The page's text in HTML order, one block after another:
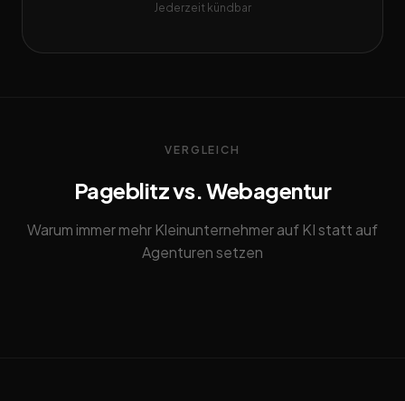
Jederzeit kündbar
VERGLEICH
Pageblitz vs. Webagentur
Warum immer mehr Kleinunternehmer auf KI statt auf
Agenturen setzen